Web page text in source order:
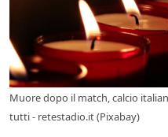
Muore dopo il match, calcio
tutti - retestadio.it (Pixabay)